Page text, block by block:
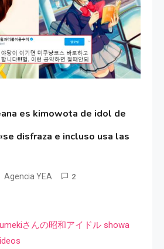
es kimowota de idol de
disfraza e incluso usa las
Agencia YEA 2
さんの昭和アイドル showa